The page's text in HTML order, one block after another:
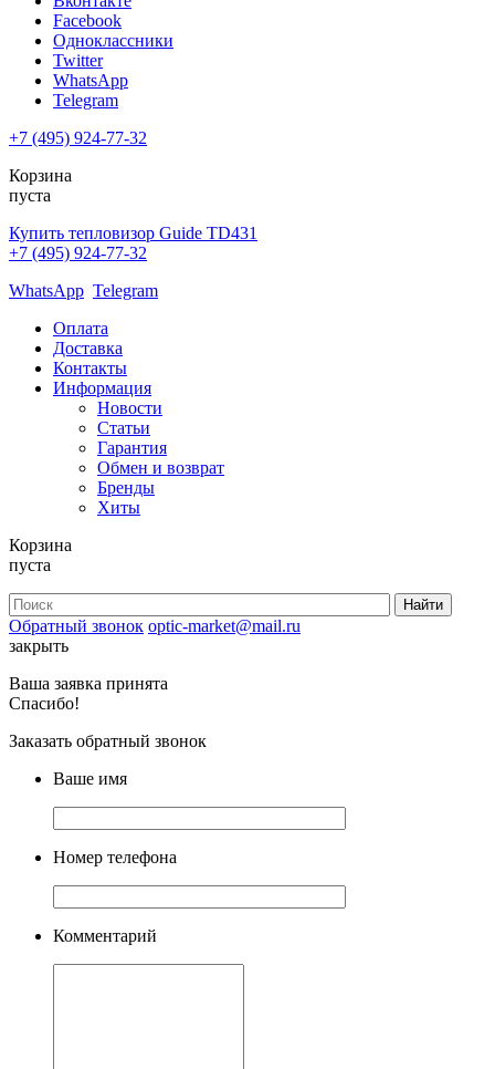
Facebook
Одноклассники
Twitter
WhatsApp
Telegram
+7 (495) 924-77-32
Корзина
пуста
Купить тепловизор Guide TD431
+7 (495) 924-77-32
WhatsApp Telegram
Оплата
Доставка
Контакты
Информация
Новости
Статьи
Гарантия
Обмен и возврат
Бренды
Хиты
Корзина
пуста
Обратный звонок optic-market@mail.ru
закрыть
Ваша заявка принята
Спасибо!
Заказать обратный звонок
Ваше имя
Номер телефона
Комментарий